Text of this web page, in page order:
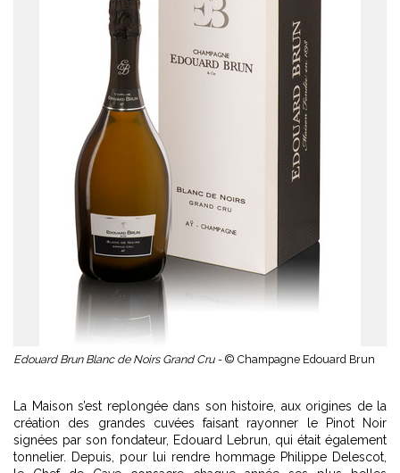
Edouard Brun Blanc de Noirs Grand Cru - © Champagne Edouard Brun
La Maison s’est replongée dans son histoire, aux origines de la
création des grandes cuvées faisant rayonner le Pinot Noir
signées par son fondateur, Edouard Lebrun, qui était également
tonnelier. Depuis, pour lui rendre hommage Philippe Delescot,